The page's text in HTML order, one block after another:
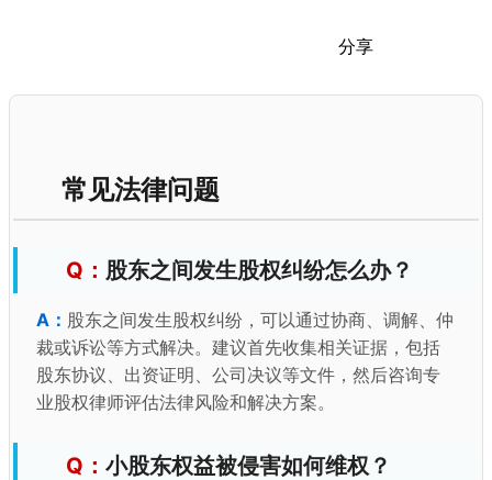
分享
常见法律问题
股东之间发生股权纠纷怎么办？
股东之间发生股权纠纷，可以通过协商、调解、仲
裁或诉讼等方式解决。建议首先收集相关证据，包括
股东协议、出资证明、公司决议等文件，然后咨询专
业股权律师评估法律风险和解决方案。
小股东权益被侵害如何维权？